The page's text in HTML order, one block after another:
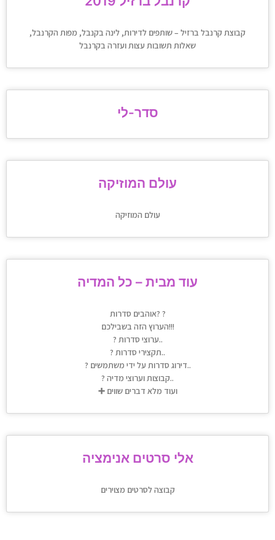
קבוצת קרנבל ברזיל – שותפים לדירות, לינה בקנבל, מפות הקרנבל,
שאלות תשובות עצות ועזרה בקרנבל
סדר-לי
עולם המוזיקה
עולם המוזיקה
עוד מבית – כל המדיה
אוהבים סדרות? ?
הערוץ הזה בשבילכם!!!
? ערוצי סדרות..
? תקצירי סדרות..
? דירוג סדרות על ידי משתמשים..
? קבוצות וערוצי מדיה..
➕ ועוד מלא דברים שווים
אלי סרטים אנימציה
קבוצה לסרטים מצוירים